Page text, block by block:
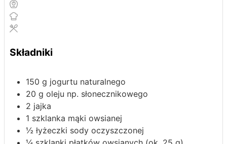
Składniki
150 g jogurtu naturalnego
20 g oleju np. słonecznikowego
2 jajka
1 szklanka mąki owsianej
½ łyżeczki sody oczyszczonej